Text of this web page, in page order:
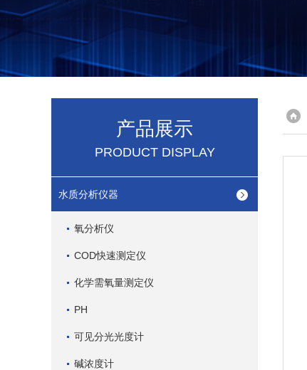
产品展示
PRODUCT DISPLAY
水质分析仪器
氧分析仪
COD快速测定仪
化学需氧量测定仪
PH
可见分光光度计
碱浓度计